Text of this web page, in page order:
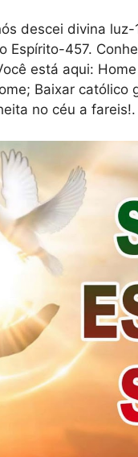
descei divina
Espírito-457.
está aqui:
Baixar católico
no céu a fareis!.